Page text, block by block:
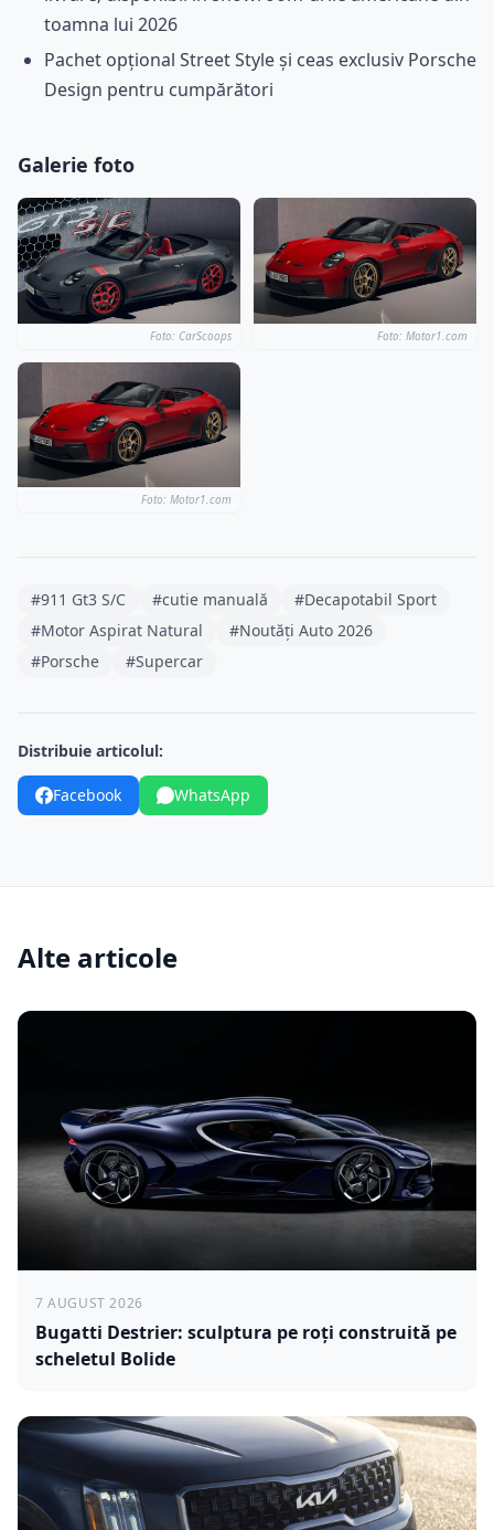
toamna lui 2026
Pachet opțional Street Style și ceas exclusiv Porsche
Design pentru cumpărători
Galerie foto
Foto: CarScoops Foto: Motor1.com
Foto: Motor1.com
#911 Gt3 S/C #cutie manuală
#Decapotabil Sport
#Motor Aspirat Natural
#Noutăți Auto 2026
#Porsche
#Supercar
Distribuie articolul:
Facebook WhatsApp
Alte articole
7 AUGUST 2026
Bugatti Destrier: sculptura pe roți construită pe
scheletul Bolide